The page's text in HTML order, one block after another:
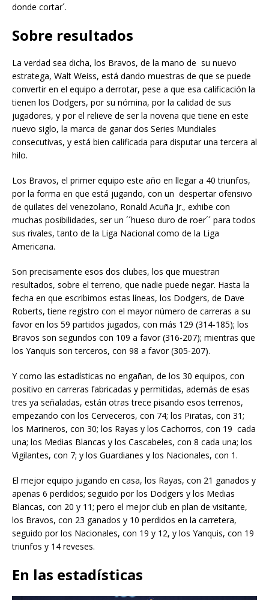
donde cortar´.
Sobre resultados
La verdad sea dicha, los Bravos, de la mano de su nuevo
estratega, Walt Weiss, está dando muestras de que se puede
convertir en el equipo a derrotar, pese a que esa calificación la
tienen los Dodgers, por su nómina, por la calidad de sus
jugadores, y por el relieve de ser la novena que tiene en este
nuevo siglo, la marca de ganar dos Series Mundiales
consecutivas, y está bien calificada para disputar una tercera al
hilo.
Los Bravos, el primer equipo este año en llegar a 40 triunfos,
por la forma en que está jugando, con un despertar ofensivo
de quilates del venezolano, Ronald Acuña Jr., exhibe con
muchas posibilidades, ser un ´´hueso duro de roer´´ para todos
sus rivales, tanto de la Liga Nacional como de la Liga
Americana.
Son precisamente esos dos clubes, los que muestran
resultados, sobre el terreno, que nadie puede negar. Hasta la
fecha en que escribimos estas líneas, los Dodgers, de Dave
Roberts, tiene registro con el mayor número de carreras a su
favor en los 59 partidos jugados, con más 129 (314-185); los
Bravos son segundos con 109 a favor (316-207); mientras que
los Yanquis son terceros, con 98 a favor (305-207).
Y como las estadísticas no engañan, de los 30 equipos, con
positivo en carreras fabricadas y permitidas, además de esas
tres ya señaladas, están otras trece pisando esos terrenos,
empezando con los Cerveceros, con 74; los Piratas, con 31;
los Marineros, con 30; los Rayas y los Cachorros, con 19 cada
una; los Medias Blancas y los Cascabeles, con 8 cada una; los
Vigilantes, con 7; y los Guardianes y los Nacionales, con 1.
El mejor equipo jugando en casa, los Rayas, con 21 ganados y
apenas 6 perdidos; seguido por los Dodgers y los Medias
Blancas, con 20 y 11; pero el mejor club en plan de visitante,
los Bravos, con 23 ganados y 10 perdidos en la carretera,
seguido por los Nacionales, con 19 y 12, y los Yanquis, con 19
triunfos y 14 reveses.
En las estadísticas